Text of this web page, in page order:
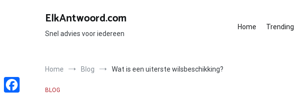
ElkAntwoord.com
Snel advies voor iedereen
Home Trending
Home Blog Wat is een uiterste wilsbeschikking?
BLOG